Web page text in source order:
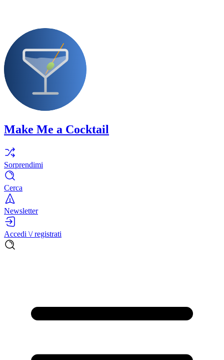
Make Me a Cocktail
Sorprendimi
Cerca
Newsletter
Accedi \/ registrati